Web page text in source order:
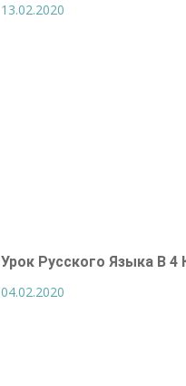
13.02.2020
Урок Русского Языка В 4
04.02.2020